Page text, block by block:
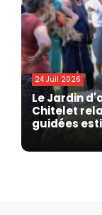
24 Juil 2026
Le Jardin
Chitelet
guidées